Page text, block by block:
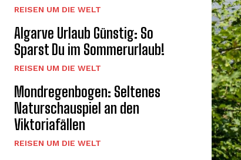
REISEN UM DIE WELT
Algarve Urlaub Günstig: So
Sparst Du im Sommerurlaub!
REISEN UM DIE WELT
Mondregenbogen: Seltenes
Naturschauspiel an den
Viktoriafällen
REISEN UM DIE WELT